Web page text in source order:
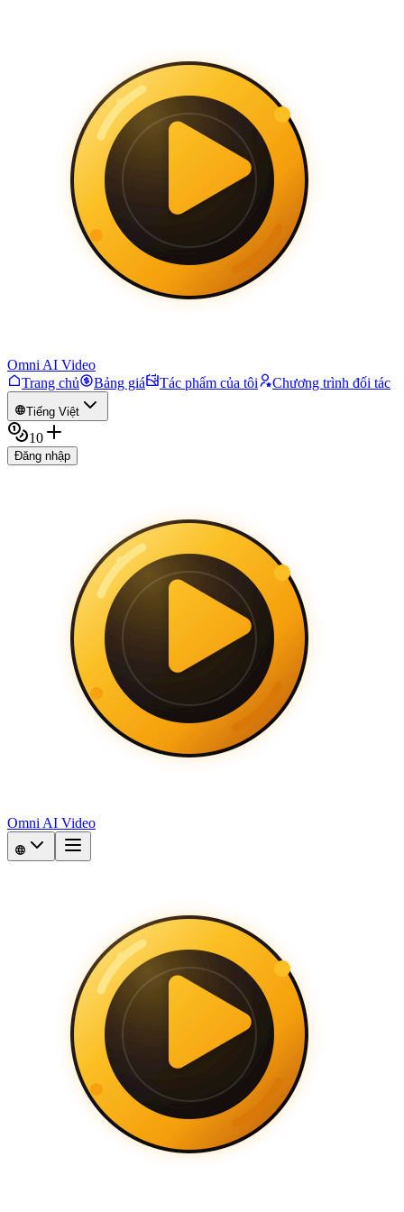
Omni AI Video
Trang chủ
Bảng giá Tác phẩm của tôi Chương trình đối tác
Tiếng Việt
10
Đăng nhập
Omni AI Video